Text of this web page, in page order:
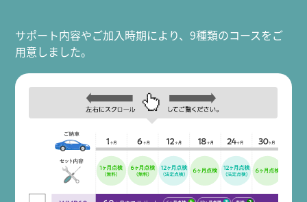
サポート内容やご加入時期により、9種類のコースをご
用意しました。